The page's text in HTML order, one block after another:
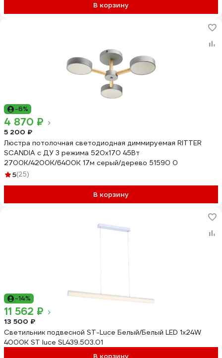
В корзину
-6%
4 870 ₽
5 200 ₽
Люстра потолочная светодиодная диммируемая RITTER
SCANDIA с ДУ 3 режима 520x170 45Вт
2700К/4200К/6400К 17м серый/дерево 51590 0
5(25)
В корзину
-14%
11 562 ₽
13 500 ₽
Светильник подвесной ST-Luce Белый/Белый LED 1х24W
4000K ST luce SL439.503.01
В корзину